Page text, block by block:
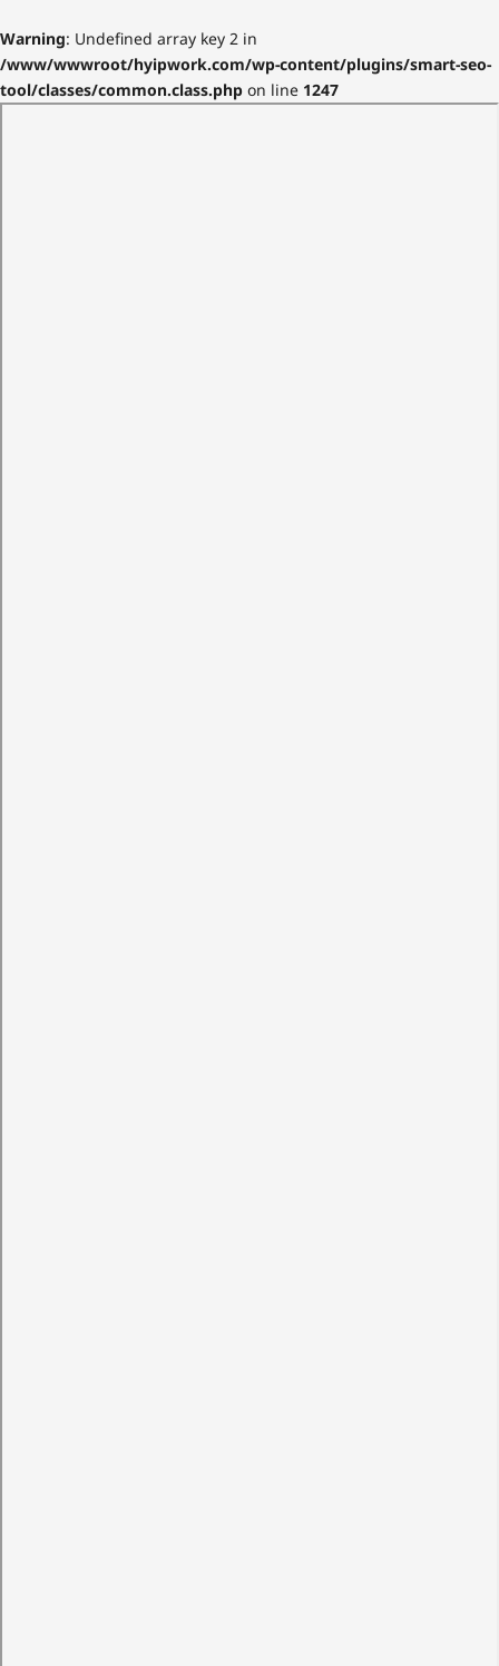
Warning: Undefined array key 2 in
/www/wwwroot/hyipwork.com/wp-content/plugins/smart-seo-
tool/classes/common.class.php on line 1247